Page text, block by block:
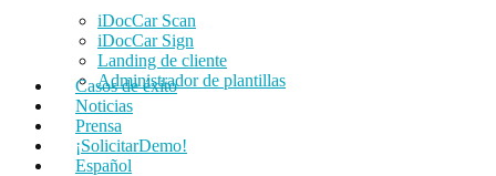
iDocCar Scan
iDocCar Sign
Landing de cliente
Administrador de plantillas
Casos de éxito
Noticias
Prensa
¡SolicitarDemo!
Español